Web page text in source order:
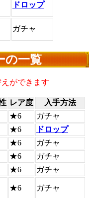
ドロップ
ガチャ
の一覧
ができます
レア度
入手方法
★6
ガチャ
★6
ドロップ
★6
ガチャ
★6
ガチャ
★6
ガチャ
★6 ガチャ